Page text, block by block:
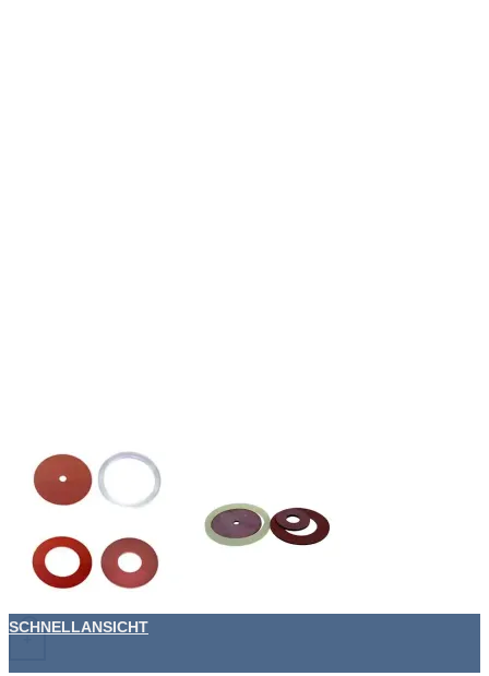
+
SCHNELLANSICHT